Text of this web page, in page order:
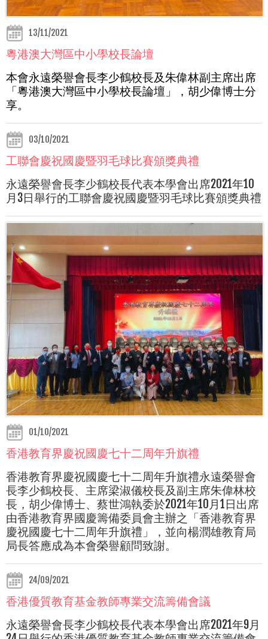
13/11/2021
粵港澳大灣區中小學校長論壇
本會永遠榮譽會長李少鶴校長及朱偉林副主席出席
「粵港澳大灣區中小學校長論壇」，胡少偉博士分
享。
03/10/2021
工聯會慶祝國慶暨羽毛球比賽頒獎典禮
永遠榮譽會長李少鶴校長代表本學會出席2021年10
月3日舉行的工聯會慶祝國慶暨羽毛球比賽頒獎典禮
01/10/2021
香港教育界慶祝國慶七十二周年升旗禮
香港教育界慶祝國慶七十二周年升旗禮永遠榮譽會
長李少鶴校長、主席梁淑儀校長及副主席朱偉林校
長，胡少偉博士、蔡世鴻執委於2021年10月1日出席
由香港教育界國慶籌備委員會主辦之「香港教育界
慶祝國慶七十二周年升旗禮」，並向楊潤雄教育局
局長答應成為本會榮譽顧問致謝。
24/09/2021
香港優質教育基金教師專業交流籌備會議
永遠榮譽會長李少鶴校長代表本學會出席2021年9月